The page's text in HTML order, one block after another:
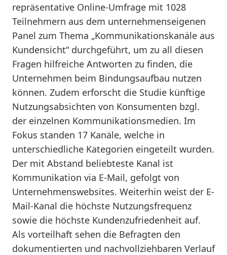
repräsentative Online-Umfrage mit 1028
Teilnehmern aus dem unternehmenseigenen
Panel zum Thema „Kommunikationskanäle aus
Kundensicht“ durchgeführt, um zu all diesen
Fragen hilfreiche Antworten zu finden, die
Unternehmen beim Bindungsaufbau nutzen
können. Zudem erforscht die Studie künftige
Nutzungsabsichten von Konsumenten bzgl.
der einzelnen Kommunikationsmedien. Im
Fokus standen 17 Kanäle, welche in
unterschiedliche Kategorien eingeteilt wurden.
Der mit Abstand beliebteste Kanal ist
Kommunikation via E-Mail, gefolgt von
Unternehmenswebsites. Weiterhin weist der E-
Mail-Kanal die höchste Nutzungsfrequenz
sowie die höchste Kundenzufriedenheit auf.
Als vorteilhaft sehen die Befragten den
dokumentierten und nachvollziehbaren Verlauf